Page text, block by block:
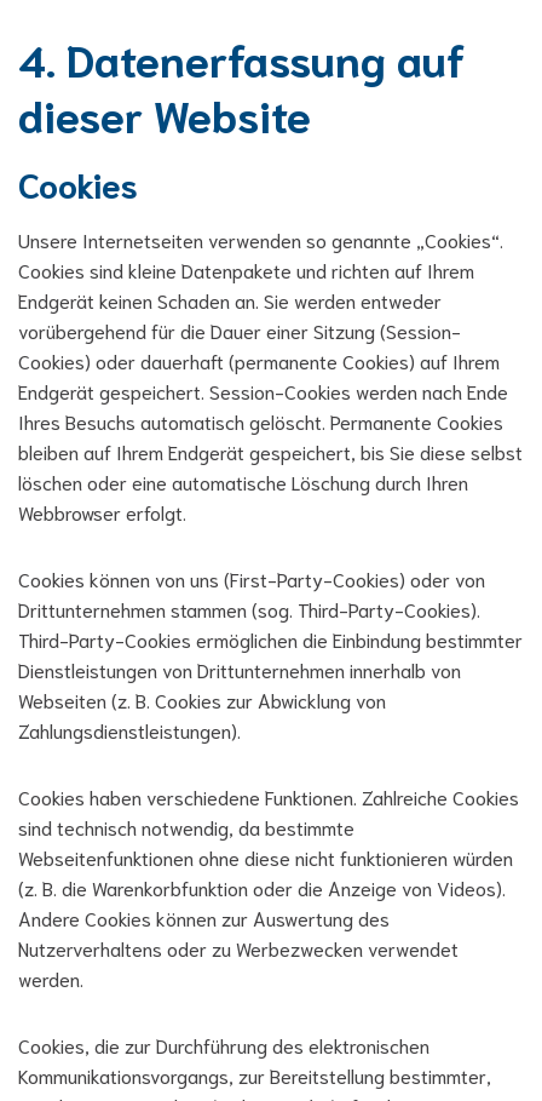
4. Datenerfassung auf
dieser Website
Cookies
Unsere Internetseiten verwenden so genannte „Cookies“.
Cookies sind kleine Datenpakete und richten auf Ihrem
Endgerät keinen Schaden an. Sie werden entweder
vorübergehend für die Dauer einer Sitzung (Session-
Cookies) oder dauerhaft (permanente Cookies) auf Ihrem
Endgerät gespeichert. Session-Cookies werden nach Ende
Ihres Besuchs automatisch gelöscht. Permanente Cookies
bleiben auf Ihrem Endgerät gespeichert, bis Sie diese selbst
löschen oder eine automatische Löschung durch Ihren
Webbrowser erfolgt.
Cookies können von uns (First-Party-Cookies) oder von
Drittunternehmen stammen (sog. Third-Party-Cookies).
Third-Party-Cookies ermöglichen die Einbindung bestimmter
Dienstleistungen von Drittunternehmen innerhalb von
Webseiten (z. B. Cookies zur Abwicklung von
Zahlungsdienstleistungen).
Cookies haben verschiedene Funktionen. Zahlreiche Cookies
sind technisch notwendig, da bestimmte
Webseitenfunktionen ohne diese nicht funktionieren würden
(z. B. die Warenkorbfunktion oder die Anzeige von Videos).
Andere Cookies können zur Auswertung des
Nutzerverhaltens oder zu Werbezwecken verwendet
werden.
Cookies, die zur Durchführung des elektronischen
Kommunikationsvorgangs, zur Bereitstellung bestimmter,